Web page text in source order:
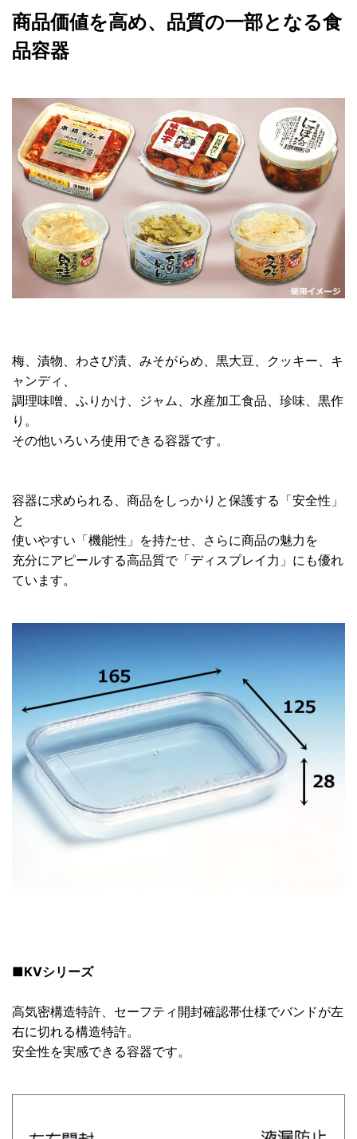
商品価値を高め、品質の一部となる食
品容器
梅、漬物、わさび漬、みそがらめ、黒大豆、クッキー、キ
ャンディ、
調理味噌、ふりかけ、ジャム、水産加工食品、珍味、黒作
り。
その他いろいろ使用できる容器です。
容器に求められる、商品をしっかりと保護する「安全性」
と
使いやすい「機能性」を持たせ、さらに商品の魅力を
充分にアピールする高品質で「ディスプレイ力」にも優れ
ています。
■KVシリーズ
高気密構造特許、セーフティ開封確認帯仕様でバンドが左
右に切れる構造特許。
安全性を実感できる容器です。